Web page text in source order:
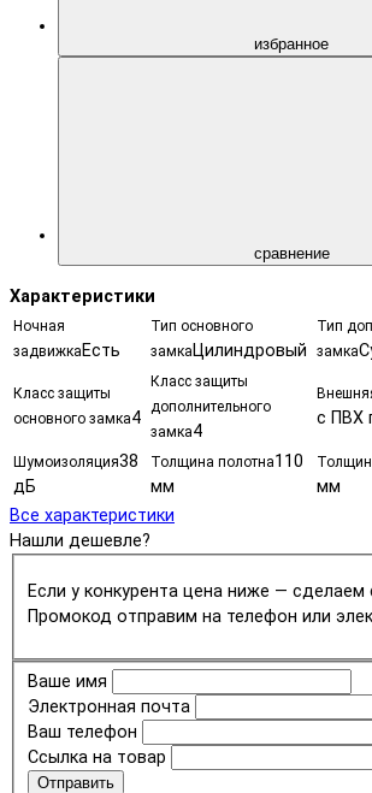
избранное
сравнение
Характеристики
Ночная
задвижка Есть
Тип основного
замка Цилиндровый
Тип
замка
Класс защиты
основного замка4
Класс защиты
дополнительного
замка4
с ПВХ
Шумоизоляция38
дБ
Толщина полотна110
мм
мм
Все характеристики
Нашли дешевле?
Если у конкурента цена ниже — сделаем
Промокод отправим на телефон или
Ваше имя
Электронная почта
Ваш телефон
Ссылка на товар
Отправить